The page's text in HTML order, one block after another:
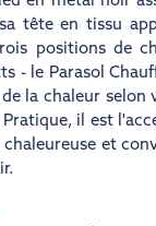
tête en tissu
positions de
- le Parasol
la chaleur selon
il est
et